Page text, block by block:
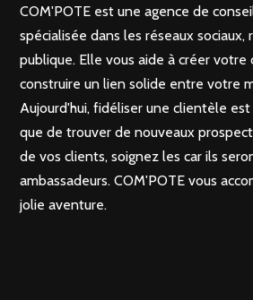
COM'POTE est une agence de
spécialisée dans les réseaux sociaux,
publique. Elle vous aide à créer
construire un lien solide entre votre
Aujourd'hui, fidéliser une clientèle
que de trouver de nouveaux
de vos clients, soignez les car ils
ambassadeurs. COM'POTE vous
jolie aventure.